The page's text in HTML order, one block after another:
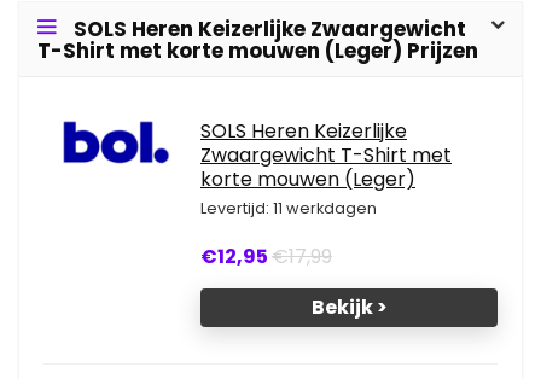
SOLS Heren Keizerlijke Zwaargewicht
T-Shirt met korte mouwen (Leger) Prijzen
SOLS Heren Keizerlijke
Zwaargewicht T-Shirt met
korte mouwen (Leger)
Levertijd: 11 werkdagen
€12,95€17,99
Bekijk >